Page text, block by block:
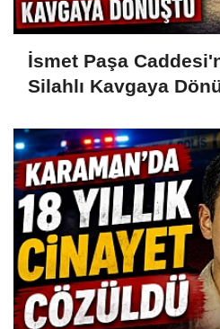
İsmet Paşa
Silahlı Kavgaya